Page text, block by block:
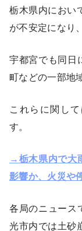
栃木県内におい
が不安定になり
宇都宮でも同日
町などの一部地
これらに関し
す。
→栃木県内で
影響か、火災や
各局のニュース
光市内では土砂